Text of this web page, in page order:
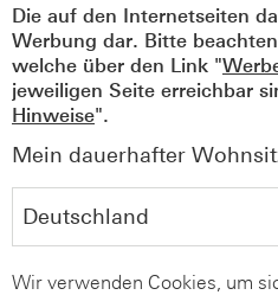
Die auf den Internetseiten
Werbung dar. Bitte
welche über den Link "
jeweiligen Seite erreichbar
Hinweise".
Mein dauerhafter
Wir verwenden Cookies, um